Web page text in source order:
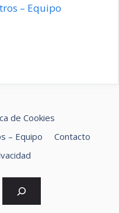
– Equipo
de Cookies
– Equipo
Contacto